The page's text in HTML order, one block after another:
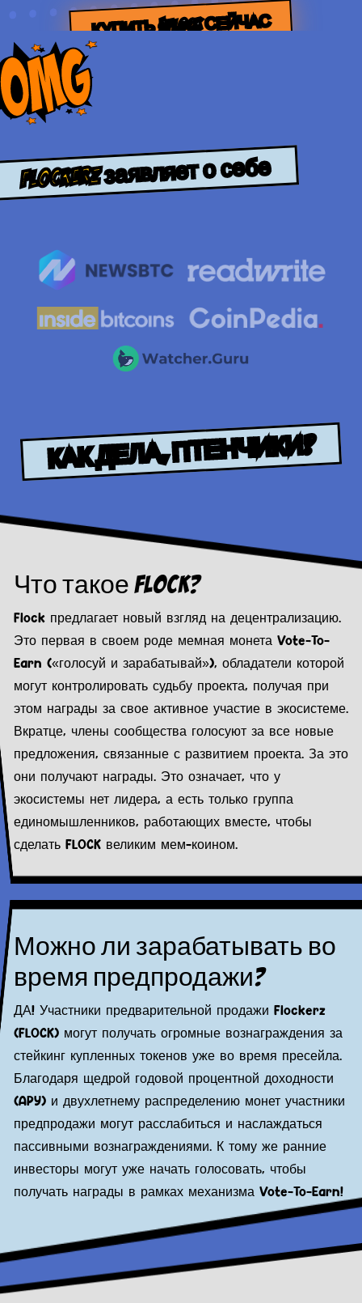
КУПИТЬ $FLOCK СЕЙЧАС
Flockerz заявляет о себе
КАК ДЕЛА, ПТЕНЧИКИ?
Что такое FLOCK?
Flock предлагает новый взгляд на децентрализацию.
Это первая в своем роде мемная монета Vote-To-
Earn («голосуй и зарабатывай»), обладатели которой
могут контролировать судьбу проекта, получая при
этом награды за свое активное участие в экосистеме.
Вкратце, члены сообщества голосуют за все новые
предложения, связанные с развитием проекта. За это
они получают награды. Это означает, что у
экосистемы нет лидера, а есть только группа
единомышленников, работающих вместе, чтобы
сделать FLOCK великим мем-коином.
Можно ли зарабатывать во
время предпродажи?
ДА! Участники предварительной продажи Flockerz
(FLOCK) могут получать огромные вознаграждения за
стейкинг купленных токенов уже во время пресейла.
Благодаря щедрой годовой процентной доходности
(APY) и двухлетнему распределению монет участники
предпродажи могут расслабиться и наслаждаться
пассивными вознаграждениями. К тому же ранние
инвесторы могут уже начать голосовать, чтобы
получать награды в рамках механизма Vote-To-Earn!